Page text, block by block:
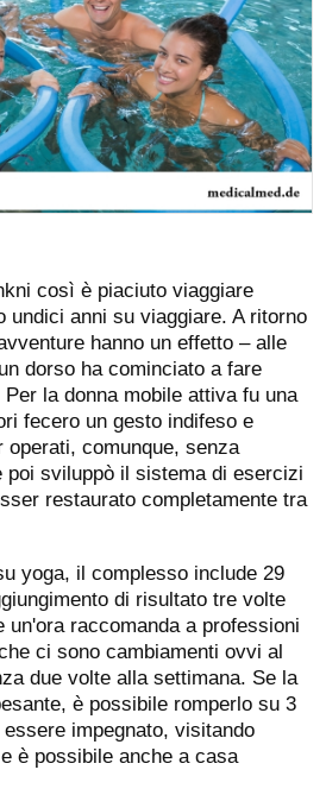
così è piaciuto viaggiare
undici anni su viaggiare. A ritorno
hanno un effetto – alle
dorso ha cominciato a fare
la donna mobile attiva fu una
fecero un gesto indifeso e
comunque, senza
poi sviluppò il sistema di esercizi
restaurato completamente tra
yoga, il complesso include 29
di risultato tre volte
un'ora raccomanda a professioni
ci sono cambiamenti ovvi al
due volte alla settimana. Se la
è possibile romperlo su 3
impegnato, visitando
è possibile anche a casa